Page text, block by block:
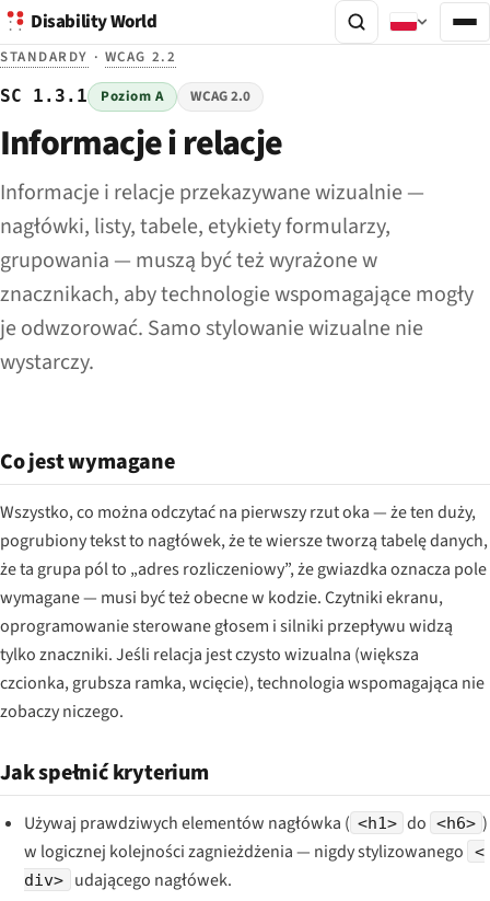
Disability World
STANDARDY · WCAG 2.2
SC 1.3.1 Poziom A WCAG 2.0
Informacje i relacje
Informacje i relacje przekazywane wizualnie —
nagłówki, listy, tabele, etykiety formularzy,
grupowania — muszą być też wyrażone w
znacznikach, aby technologie wspomagające mogły
je odwzorować. Samo stylowanie wizualne nie
wystarczy.
Co jest wymagane
Wszystko, co można odczytać na pierwszy rzut oka — że ten duży,
pogrubiony tekst to nagłówek, że te wiersze tworzą tabelę danych,
że ta grupa pól to „adres rozliczeniowy”, że gwiazdka oznacza pole
wymagane — musi być też obecne w kodzie. Czytniki ekranu,
oprogramowanie sterowane głosem i silniki przepływu widzą
tylko znaczniki. Jeśli relacja jest czysto wizualna (większa
czcionka, grubsza ramka, wcięcie), technologia wspomagająca nie
zobaczy niczego.
Jak spełnić kryterium
Używaj prawdziwych elementów nagłówka ( <h1> do <h6> )
w logicznej kolejności zagnieżdżenia — nigdy stylizowanego
<
div>
udającego nagłówek.